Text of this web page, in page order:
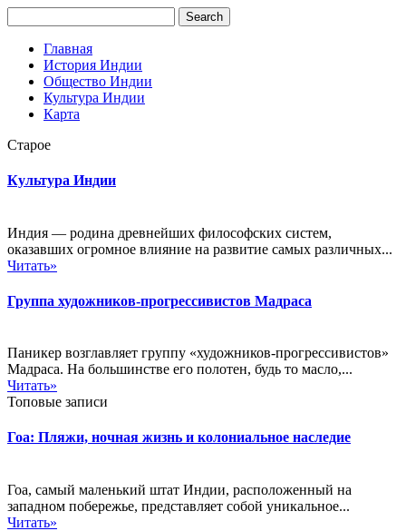
Главная
История Индии
Общество Индии
Культура Индии
Карта
Старое
Культура Индии
Индия — родина древнейших философских систем,
оказавших огромное влияние на развитие самых различных...
Читать»
Группа художников-прогрессивистов Мадраса
Паникер возглавляет группу «художников-прогрессивистов»
Мадраса. На большинстве его полотен, будь то масло,...
Читать»
Топовые записи
Гоа: Пляжи, ночная жизнь и колониальное наследие
Гоа, самый маленький штат Индии, расположенный на
западном побережье, представляет собой уникальное...
Читать»